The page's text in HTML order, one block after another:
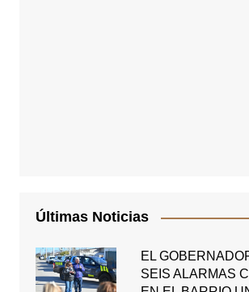
Últimas Noticias
EL
SEIS ALARMAS